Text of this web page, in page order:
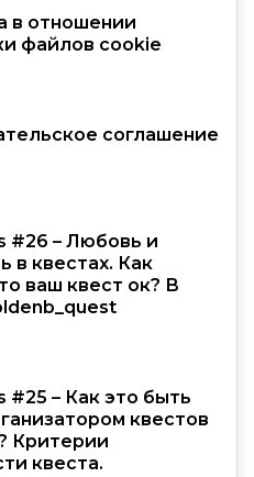
в отношении
файлов cookie
соглашение
#26 – Любовь и
в квестах. Как
ваш квест ок? В
#25 – Как это быть
квестов
Критерии
квеста.